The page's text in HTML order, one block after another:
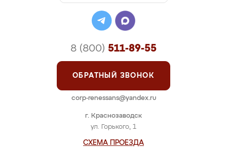
г. Краснозаводск
ул. Горького, 1
СХЕМА ПРОЕЗДА
8 (800) 511-89-55
ОБРАТНЫЙ ЗВОНОК
corp-renessans@yandex.ru